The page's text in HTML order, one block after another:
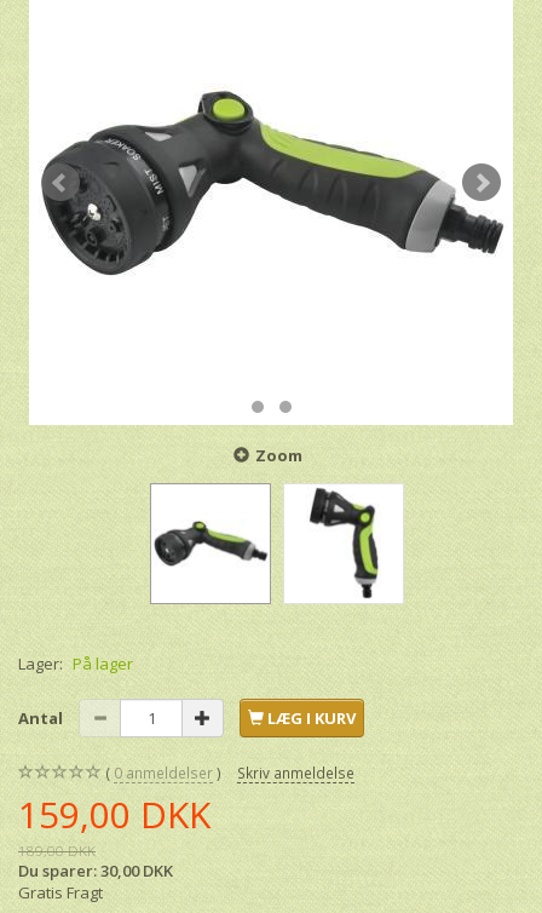
Zoom
Lager: På lager
Antal LÆG I KURV
0 anmeldelser Skriv anmeldelse
159,00 DKK
189,00 DKK
Du sparer:30,00 DKK
Gratis Fragt